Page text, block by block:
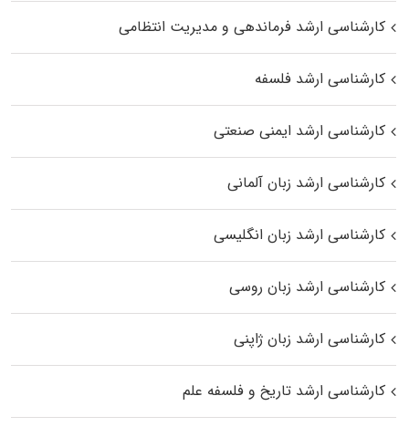
کارشناسی ارشد فرماندهی و مدیریت انتظامی
کارشناسی ارشد فلسفه
کارشناسی ارشد ایمنی صنعتی
کارشناسی ارشد زبان آلمانی
کارشناسی ارشد زبان انگلیسی
کارشناسی ارشد زبان روسی
کارشناسی ارشد زبان ژاپنی
کارشناسی ارشد تاریخ و فلسفه علم